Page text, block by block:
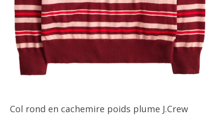
Col rond en cachemire poids plume J.Crew